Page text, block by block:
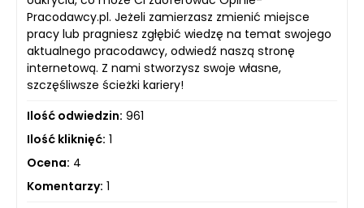
Pracodawcy.pl. Jeżeli zamierzasz zmienić miejsce
pracy lub pragniesz zgłębić wiedzę na temat swojego
aktualnego pracodawcy, odwiedź naszą stronę
internetową. Z nami stworzysz swoje własne,
szczęśliwsze ścieżki kariery!
Ilość odwiedzin: 961
Ilość kliknięć: 1
Ocena: 4
Komentarzy: 1